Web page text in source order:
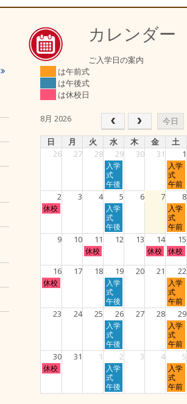
カレンダー
ご入学日の案内
は午前式
は午後式
は休校日
8月 2026 今日
日 月 火 水 木 金
土
26
27 28 29 30 31 1
水
曜
日,
7
月
29th
2026
入学
式
午後
土
曜
日,
8
月
1st
2026
入学
式
午前
2 3 4 5 6 7 8
日
曜
8
休校
水
曜
日,
8
入学
式
午後
土
曜
日,
8
月
8th
入学
式
午前
9 10 11 12 13 14 15
火
曜
日,
休校
金
曜
日,
休校
土
曜
日,
8
月
15th
2026
休校
16 17 18 19 20 21 22
日
曜
8
休校
水
曜
日,
8
月
19th
2026
入学
式
午後
土
曜
日,
8
月
22nd
2026
入学
式
午前
23 24 25 26 27 28 29
水
曜
日,
8
月
26th
2026
入学
式
午後
土
曜
日,
8
月
29th
2026
入学
式
午前
30 31 1 2 3 4 5
日
曜
8
休校
水
曜
日,
9
入学
式
午後
土
曜
日,
9
入学
式
午前